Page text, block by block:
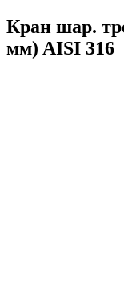
Кран шар.
мм) AISI 316